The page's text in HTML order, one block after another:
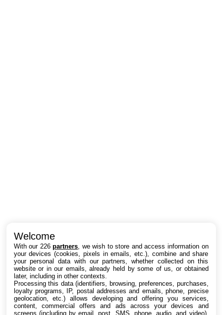
Intéressant ? Partagez !
Welcome
With our 226partners , we wish to store and access information on
your devices (cookies, pixels in emails, etc.), combine and share
your personal data with our partners, whether collected on this
website or in our emails, already held by some of us, or obtained
later, including in other contexts.
Processing this data (identifiers, browsing, preferences, purchases,
loyalty programs, IP, postal addresses and emails, phone, precise
geolocation, etc.) allows developing and offering you services,
content, commercial offers and ads across your devices and
screens (including by email, post, SMS, phone, audio, and video),